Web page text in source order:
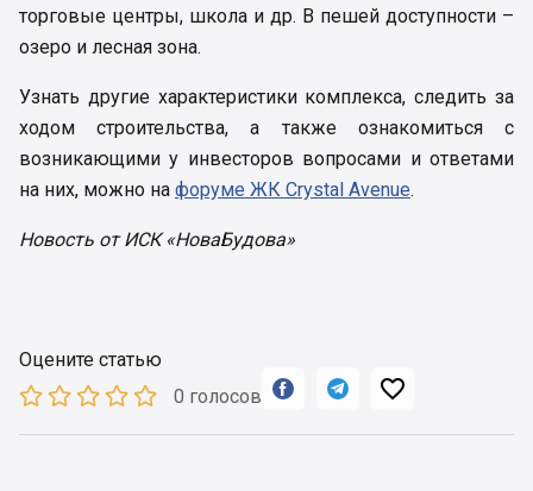
торговые центры, школа и др. В пешей доступности –
озеро и лесная зона.
Узнать другие характеристики комплекса, следить за
ходом строительства, а также ознакомиться с
возникающими у инвесторов вопросами и ответами
на них, можно на форуме ЖК Crystal Avenue.
Новость от ИСК «НоваБудова»
Оцените статью
0 голосов
  